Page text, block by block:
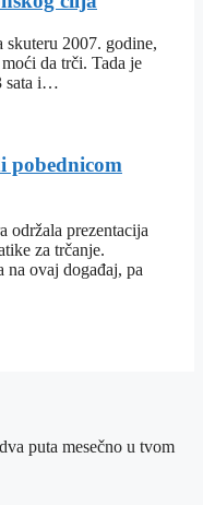
skuteru 2007. godine,
da trči. Tada je
sata i…
pobednicom
održala prezentacija
za trčanje.
na ovaj događaj, pa
puta mesečno u tvom